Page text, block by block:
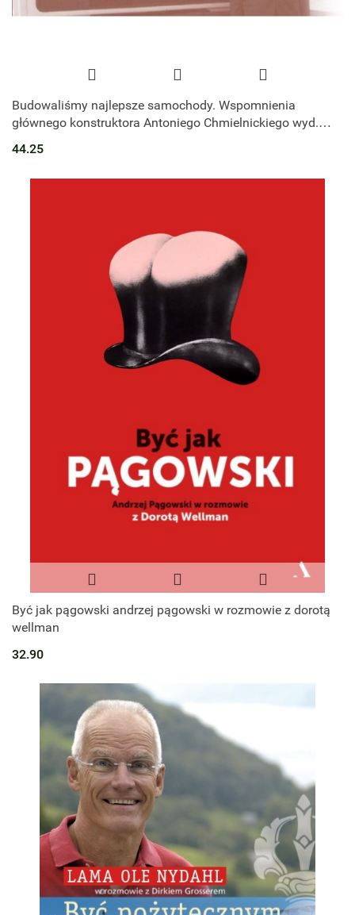
Budowaliśmy najlepsze samochody. Wspomnienia
głównego konstruktora Antoniego Chmielnickiego wyd.
44.25
Być jak pągowski andrzej pągowski w rozmowie z dorotą
wellman
32.90